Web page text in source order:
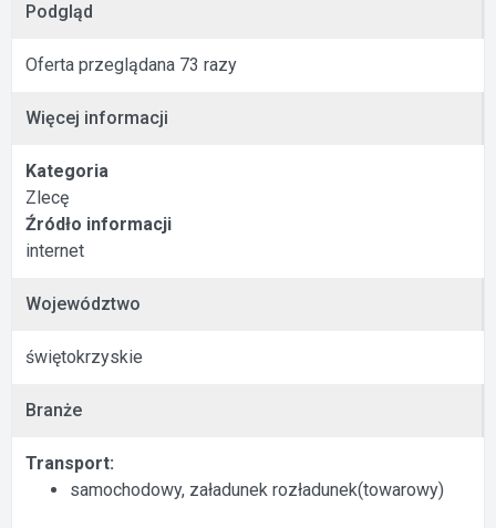
Podgląd
Oferta przeglądana 73 razy
Więcej informacji
Kategoria
Zlecę
Źródło informacji
internet
Województwo
świętokrzyskie
Branże
Transport:
samochodowy, załadunek rozładunek(towarowy)